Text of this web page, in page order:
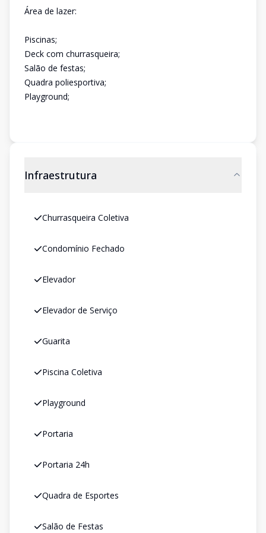
Área de lazer:
Piscinas;
Deck com churrasqueira;
Salão de festas;
Quadra poliesportiva;
Playground;
Infraestrutura
Churrasqueira Coletiva
Condomínio Fechado
Elevador
Elevador de Serviço
Guarita
Piscina Coletiva
Playground
Portaria
Portaria 24h
Quadra de Esportes
Salão de Festas